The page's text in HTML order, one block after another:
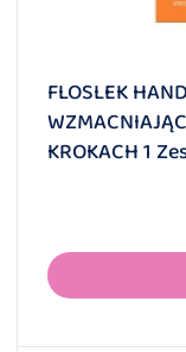
FLOSLEK
KROKACH 1